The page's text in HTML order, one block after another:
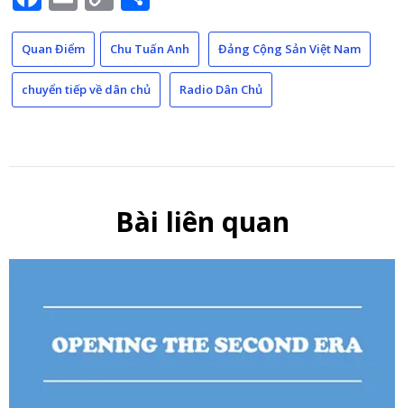
Link
Quan Điểm Chu Tuấn Anh Đảng Cộng Sản Việt Nam
chuyển tiếp về dân chủ Radio Dân Chủ
Bài liên quan